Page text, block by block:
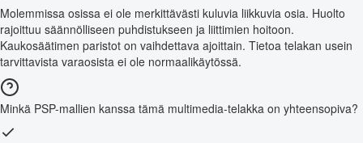
Molemmissa osissa ei ole merkittävästi kuluvia liikkuvia osia. Huolto
rajoittuu säännölliseen puhdistukseen ja liittimien hoitoon.
Kaukosäätimen paristot on vaihdettava ajoittain. Tietoa telakan usein
tarvittavista varaosista ei ole normaalikäytössä.
Minkä PSP-mallien kanssa tämä multimedia-telakka on yhteensopiva?